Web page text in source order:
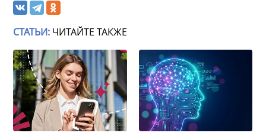
СТАТЬИ: ЧИТАЙТЕ ТАКЖЕ